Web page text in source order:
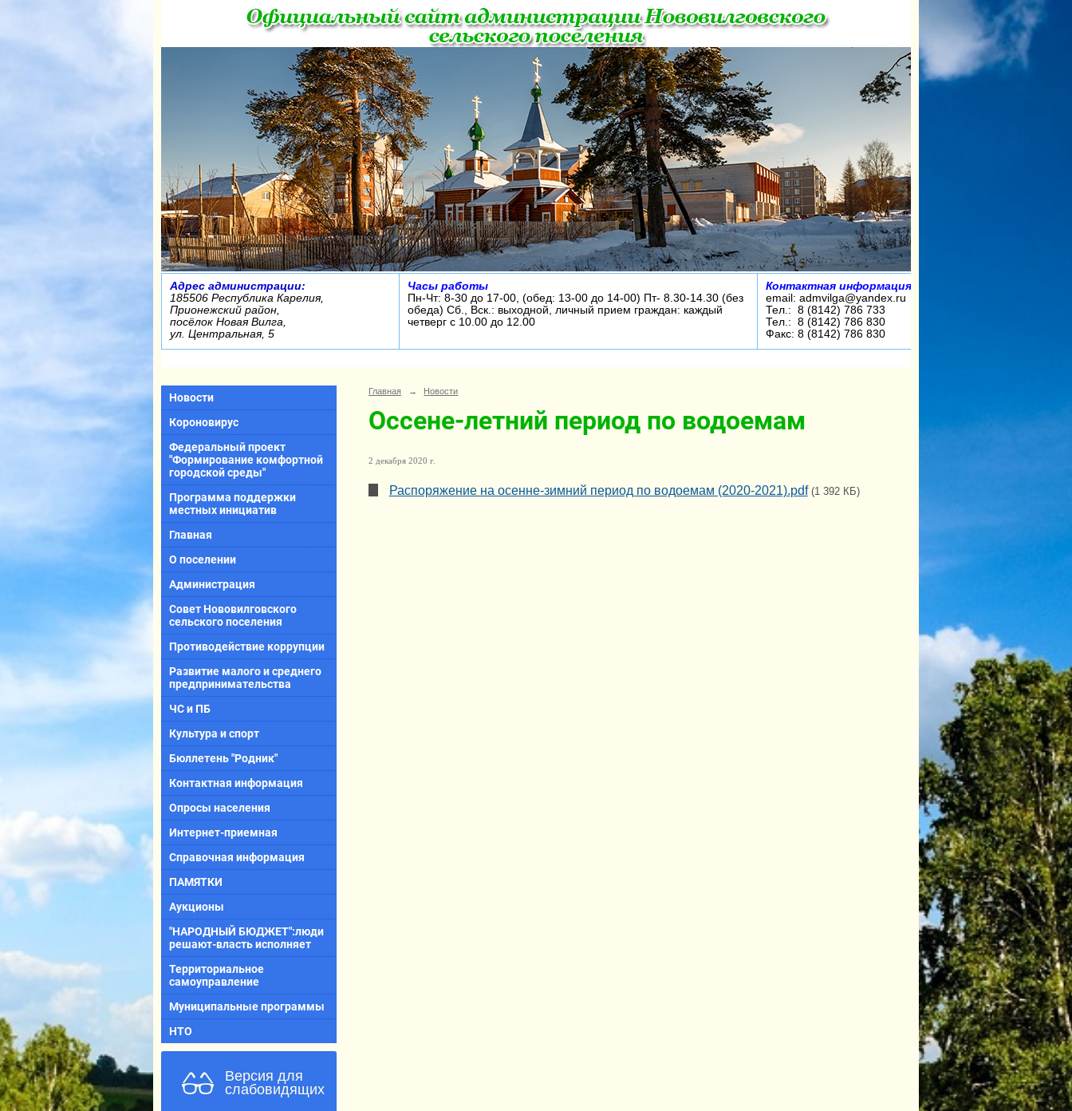
Адрес администрации:
185506 Республика Карелия,
Прионежский район,
посёлок Новая Вилга,
ул. Центральная, 5
Часы работы
Пн-Чт: 8-30 до 17-00, (обед: 13-00 до 14-00) Пт- 8.30-14.30 (без
обеда) Сб., Вск.: выходной, личный прием граждан: каждый
четверг с 10.00 до 12.00
Контактная информация:
email: admvilga@yandex.ru
Тел.: 8 (8142) 786 733
Тел.: 8 (8142) 786 830
Факс: 8 (8142) 786 830
Новости
Короновирус
Федеральный проект
"Формирование комфортной
городской среды"
Программа поддержки
местных инициатив
Главная
О поселении
Администрация
Совет Нововилговского
сельского поселения
Противодействие коррупции
Развитие малого и среднего
предпринимательства
ЧС и ПБ
Культура и спорт
Бюллетень "Родник"
Контактная информация
Опросы населения
Интернет-приемная
Справочная информация
ПАМЯТКИ
Аукционы
"НАРОДНЫЙ БЮДЖЕТ":люди
решают-власть исполняет
Территориальное
самоуправление
Муниципальные программы
НТО
Версия для
слабовидящих
Главная → Новости
Оссене-летний период по водоемам
2 декабря 2020 г.
Распоряжение на осенне-зимний период по водоемам (2020-2021).pdf (1 392 КБ)